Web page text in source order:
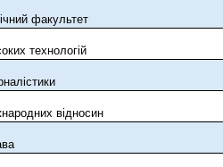
факультет
технологій
відносин